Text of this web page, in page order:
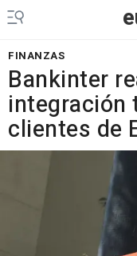
FINANZAS
Bankinter
integración
clientes de